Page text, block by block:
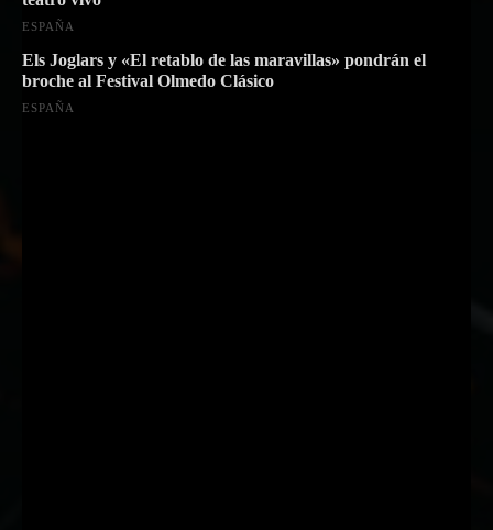
ESPAÑA
Els Joglars y «El retablo de las maravillas» pondrán el
broche al Festival Olmedo Clásico
ESPAÑA